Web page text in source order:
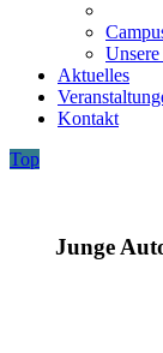
Unsere
Aktuelles
Kontakt
Top
Junge